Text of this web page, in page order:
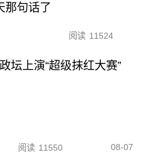
那句话了
阅读 11524
坛上演“超级抹红大赛”
阅读 11550 08-07